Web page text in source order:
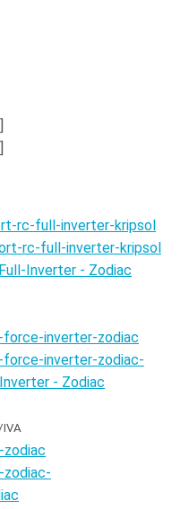
Inverter - Zodiac
- Zodiac
IVA